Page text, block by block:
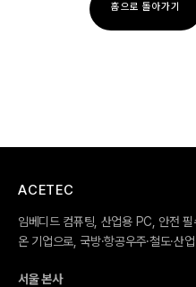
홈으로 돌아가기
ACETEC
임베디드 컴퓨팅, 산업용 PC, 안전
온 기업으로, 국방·항공우주·철도·산
서울 본사